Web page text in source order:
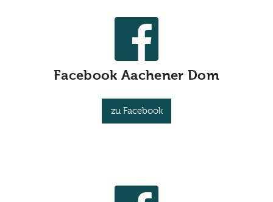
Facebook Aachener Dom
zu Facebook